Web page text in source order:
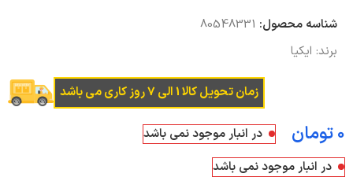
شناسه محصول: 80548331
برند: ایکیا
زمان تحویل کالا 1 الی 7 روز کاری می باشد
تومان
در انبار موجود نمی باشد
در انبار موجود نمی باشد